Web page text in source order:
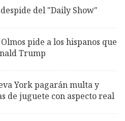
del "Daily Show"
pide a los hispanos que
Trump
York pagarán multa y
de juguete con aspecto real